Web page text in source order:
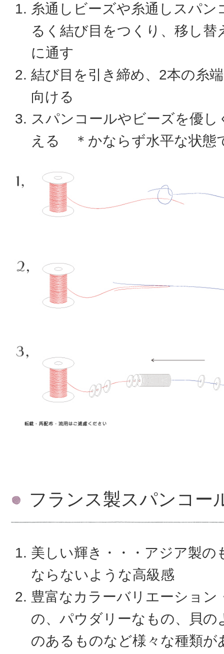
糸通しビーズや糸通しスパン
るく結び目をつくり、移し替
に通す
結び目を引き締め、2本の糸
向ける
スパンコールやビーズを優し
える ＊かならず水平な状態
フランス製スパンコー
美しい輝き・・・アジア製の
ならないような高級感
豊富なカラーバリエーション
の、パウダリーなもの、貝の
のあるものなど様々な種類が